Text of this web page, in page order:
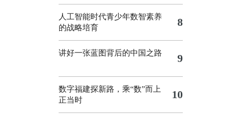
人工智能时代青少年数智素养
的战略培育
8
讲好一张蓝图背后的中国之路 9
数字福建探新路，乘“数”而上
正当时
10